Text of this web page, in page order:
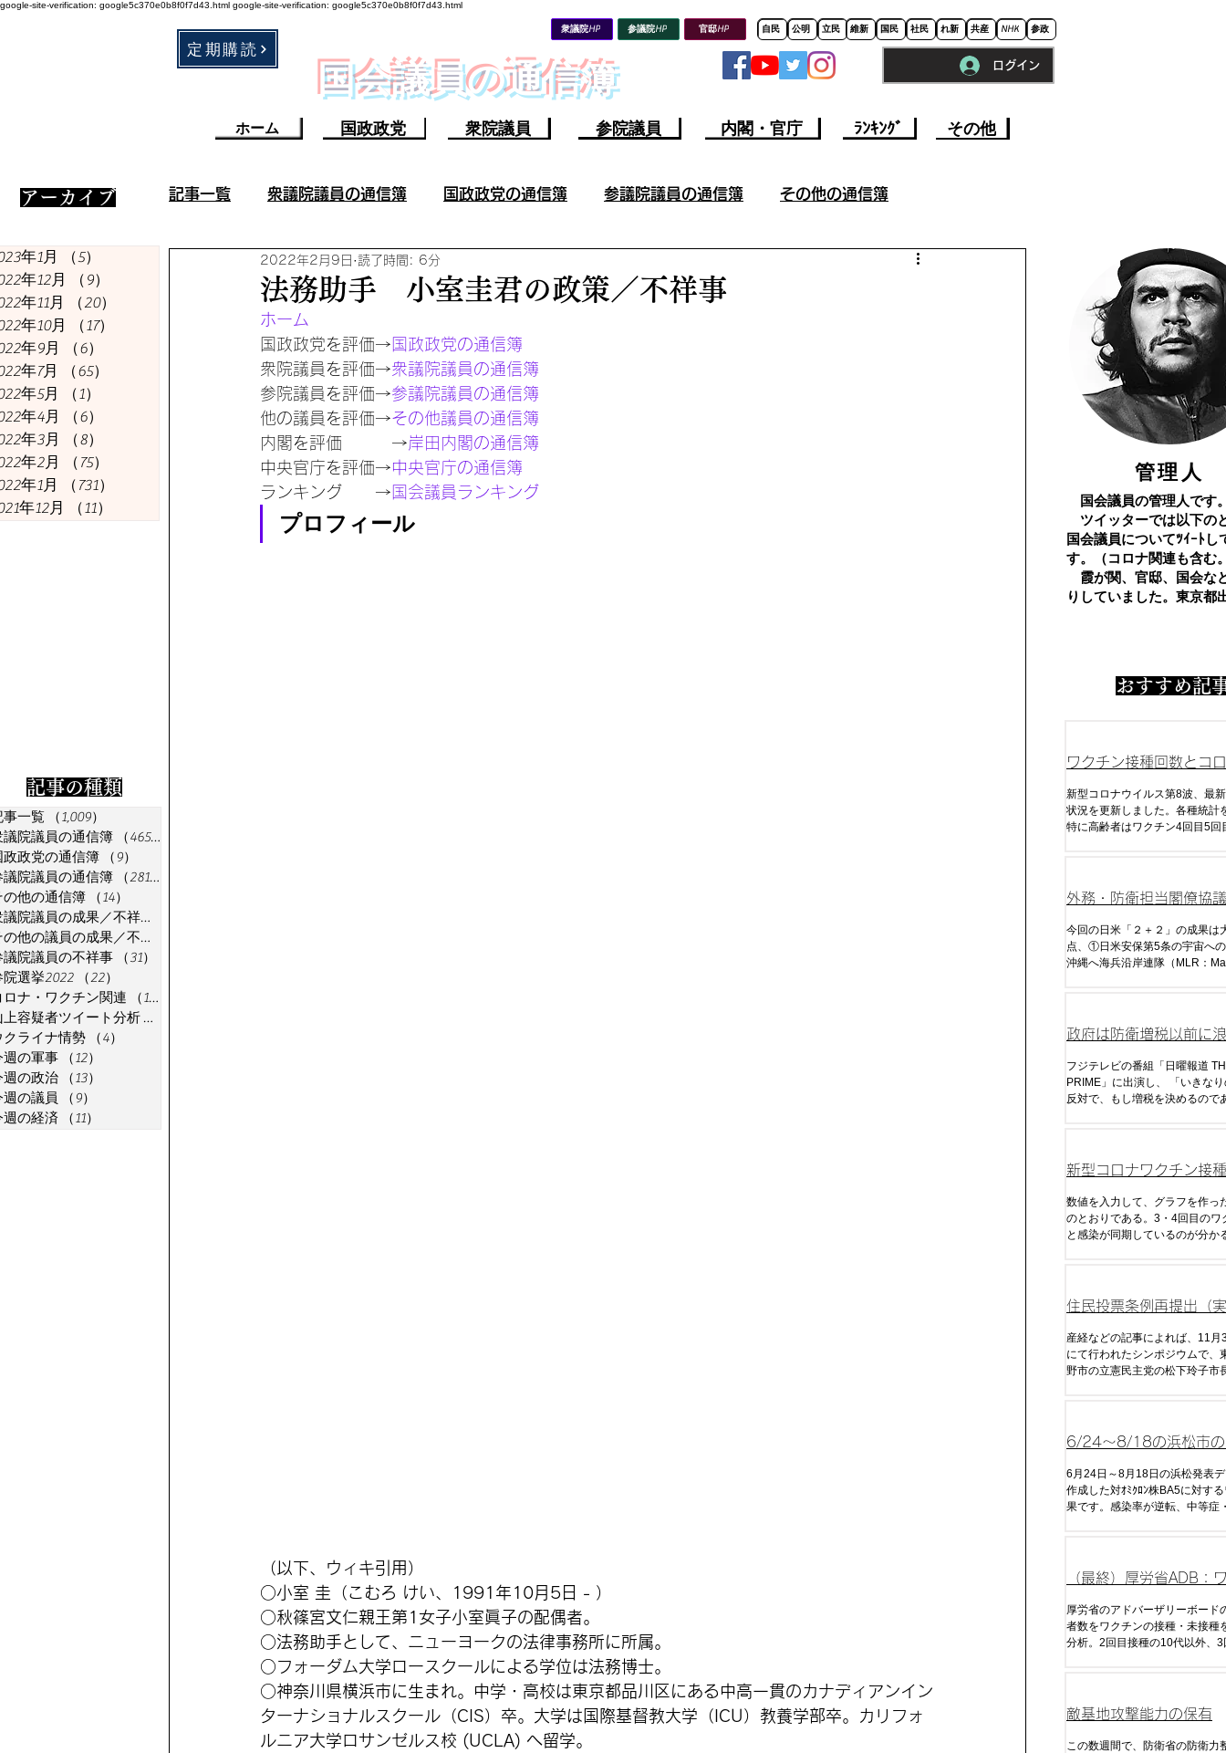
google-site-verification: google5c370e0b8f0f7d43.html google-site-verification: google5c370e0b8f0f7d43.html
定期購読
衆議院HP 参議院HP
​国会議員の通信簿
ホーム 国政政党 衆院議員 参院議員
官邸HP 自民 公明 立民 維新 国民 社民 れ新 共産 NHK 参政
ログイン
内閣・官庁 ﾗﾝｷﾝｸﾞ その他
​アーカイブ
年1月 （5）
年12月
（9）
年11月
（20）
年10月
（17）
年9月
（6）
年7月
（65）
年5月
（1）
年4月
（6）
年3月
（8）
年2月
（75）
年1月
（731）
年12月
（11）
​記事の種類
事一覧 （1,009）
議院議員の通信簿
（465）
政政党の通信簿
（9）
議院議員の通信簿
（281）
の他の通信簿
（14）
衆議院議員の成果／不祥事
その他の議員の成果／不祥事
議院議員の不祥事
（31）
院選挙2022
（22）
ロナ・ワクチン関連
（18）
上容疑者ツイート分析 （1）
クライナ情勢
（4）
週の軍事
（12）
週の政治
（13）
週の議員
（9）
週の経済
（11）
記事一覧 衆議院議員の通信簿 国政政党の通信簿 参議院議員の通信簿 その他の通信簿
衆議院議員の成果／不祥事 その他の議員の成果／不祥事 参院選挙2022
コロナ・ワクチン関連 山上容疑者ツイート分析
今週の議員 今週の経済
法務助手 小室圭君の政策／不祥事
2022年2月9日 読了時間: 6分
ホーム
国政政党を評価→ 国政政党の通信簿
衆院議員を評価→衆議院議員の通信簿
参院議員を評価→参議院議員の通信簿
他の議員を評価→その他議員の通信簿
内閣を評価　　　→岸田内閣の通信簿
中央官庁を評価→中央官庁の通信簿
ランキング　　→ 国会議員ランキング
プロフィール
（以下、ウィキ引用）
○小室 圭（こむろ けい、1991年10月5日 - ）
○秋篠宮文仁親王第1女子小室眞子の配偶者。
○法務助手として、ニューヨークの法律事務所に所属。
○フォーダム大学ロースクールによる学位は法務博士。
○神奈川県横浜市に生まれ。中学・高校は東京都品川区にある中高一貫のカナディアンイン
ターナショナルスクール（CIS）卒。大学は国際基督教大学（ICU）教養学部卒。カリフォ
ルニア大学ロサンゼルス校 (UCLA) へ留学。
​管理人
国会議員の管理人です
ツイッターでは以下の
国会議員についてﾂｲｰﾄし
す。（コロナ関連も含む
霞が関、官邸、国会な
りしていました。東京都
おすすめ記
ワクチン接種回数とコ
及びコロナ死
新型コロナウイルス第8波、最
状況を更新しました。各種統計
特に高齢者はワクチン4回目5回
外務・防衛担当閣僚協
ラス2）
今回の日米「２＋２」の成果は
点、①日米安保第5条の宇宙へ
沖縄へ海兵沿岸連隊（MLR：
政府は防衛増税以前に
くすべき
フジテレビの番組「日曜報道
PRIME」に出演し、 「いきなりの増税には
反対で、もし増税を決めるので
断いただく必要が当然ある」と
た。
新型コロナワクチン接
ナ感染・死・超過死亡
数値を入力して、グラフを作っ
のとおりである。3・4回目のワ
と感染が同期しているのが分か
の波形と強く相関していること
住民投票条例再提出（
国人参政権） へ 松下市
向表明
産経などの記事によれば、11月
にて行われたシンポジウムで、
野市の立憲民主党の松下玲子市
でも投票権を与えると明言し、
の政策決定
6/24～8/18の浜松市の
ワクチン効果（発症率
率・重症率）
6月24日～8月18日の浜松発表
作成した対ｵﾐｸﾛﾝ株BA5に対す
果です。感染率が逆転、中等症
（最終）厚労省ADB：
接種による発症率の逆転
厚労省のアドバーザリーボード
者数をワクチンの接種・未接種
分析。2回目接種の10代以外、3
敵基地攻撃能力の保有
この数週間で、防衛省の防衛力